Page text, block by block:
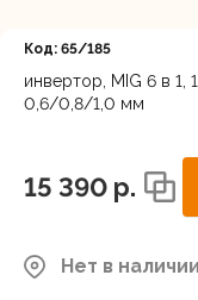
Код: 65/185
инвертор, MIG 6 в
0,6/0,8/1,0 мм
15 390 p.
Нет в наличии